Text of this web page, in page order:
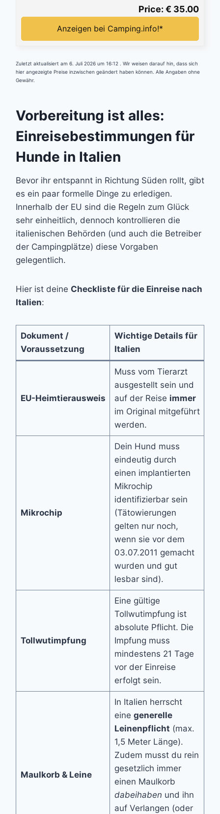
Price: € 35.00
Anzeigen bei Camping.info!*
Zuletzt aktualisiert am 6. Juli 2026 um 16:12 . Wir weisen darauf hin, dass sich
hier angezeigte Preise inzwischen geändert haben können. Alle Angaben ohne
Gewähr.
Vorbereitung ist alles:
Einreisebestimmungen für
Hunde in Italien
Bevor ihr entspannt in Richtung Süden rollt, gibt
es ein paar formelle Dinge zu erledigen.
Innerhalb der EU sind die Regeln zum Glück
sehr einheitlich, dennoch kontrollieren die
italienischen Behörden (und auch die Betreiber
der Campingplätze) diese Vorgaben
gelegentlich.
Hier ist deine Checkliste für die Einreise nach
Italien:
Dokument /
Voraussetzung
Wichtige Details für
Italien
EU-Heimtierausweis
Muss vom Tierarzt
ausgestellt sein und
auf der Reise immer
im Original mitgeführt
werden.
Mikrochip
Dein Hund muss
eindeutig durch
einen implantierten
Mikrochip
identifizierbar sein
(Tätowierungen
gelten nur noch,
wenn sie vor dem
03.07.2011 gemacht
wurden und gut
lesbar sind).
Tollwutimpfung
Eine gültige
Tollwutimpfung ist
absolute Pflicht. Die
Impfung muss
mindestens 21 Tage
vor der Einreise
erfolgt sein.
Maulkorb & Leine
In Italien herrscht
eine generelle
Leinenpflicht (max.
1,5 Meter Länge).
Zudem musst du rein
gesetzlich immer
einen Maulkorb
dabeihaben und ihn
auf Verlangen (oder